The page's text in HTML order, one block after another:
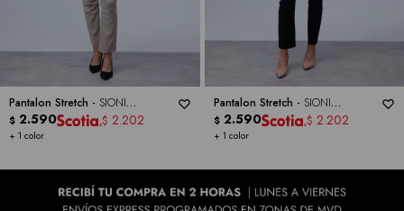
Pantalon Stretch - SIONI
ESSENTIAL
+ 1 color
$ 2.590 $ 2.202
Pantalon Stretch - SIONI
ESSENTIAL
+ 1 color
$ 2.590 $ 2.202